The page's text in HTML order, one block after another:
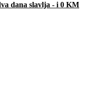
dana slavlja - i 0 KM